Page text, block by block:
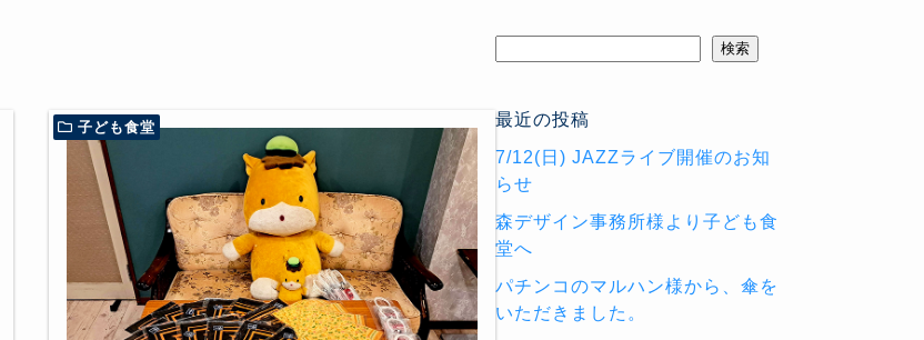
子ども食堂
検索
最近の投稿
7/12(日) JAZZライブ開催のお知
らせ
森デザイン事務所様より子ども食
堂へ
パチンコのマルハン様から、傘を
いただきました。